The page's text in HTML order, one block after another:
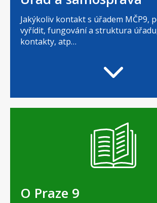
Jakýkoliv kontakt s úřadem MČP9,
vyřídit, fungování a struktura
kontakty, atp…
O Praze 9